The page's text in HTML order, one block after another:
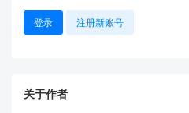
固件强制恢复 ：
下载LD6002C 固件包
登录 注册新账号
关于作者